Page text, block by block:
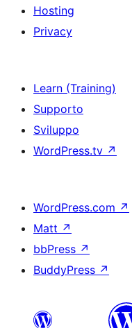
Hosting
Privacy
Learn (Training)
Supporto
Sviluppo
WordPress.tv ↗
WordPress.com ↗
Matt ↗
bbPress ↗
BuddyPress ↗